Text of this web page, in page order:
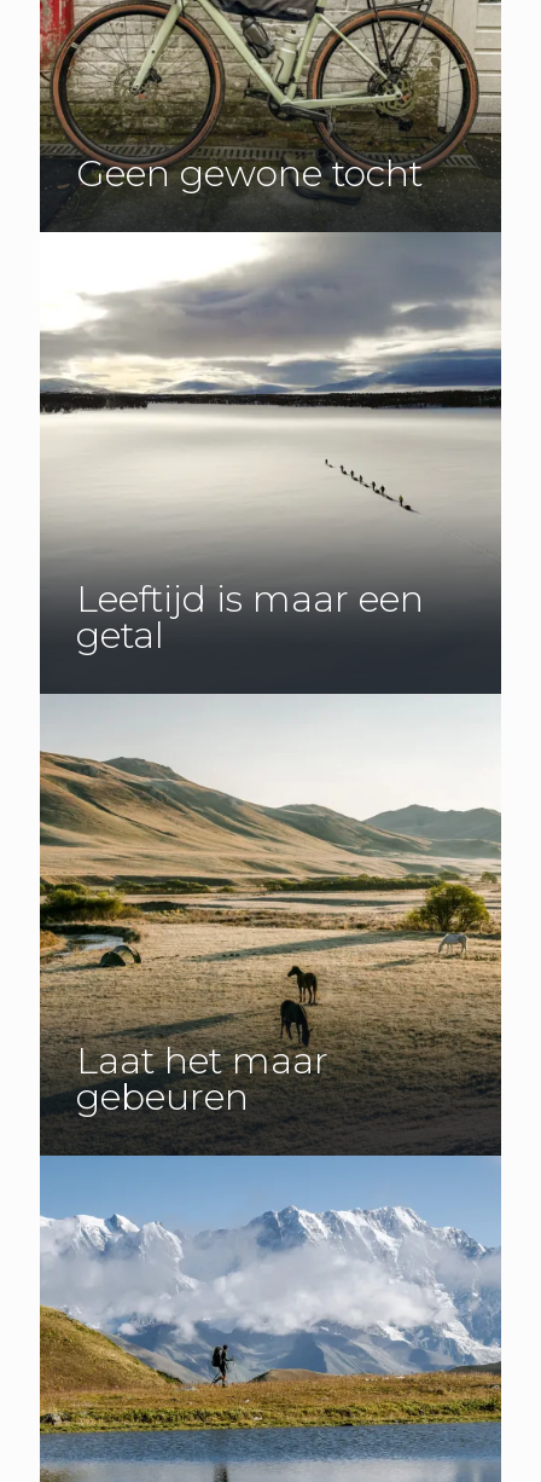
Geen gewone tocht
Leeftijd is maar een
getal
Laat het maar
gebeuren